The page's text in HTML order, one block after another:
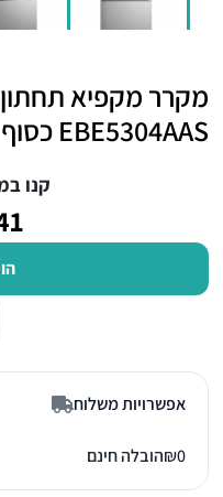
מקרר מקפיא
EBE5304AAS כסוף
קנו
אפשרויות משלוח
₪0 הובלה חינם